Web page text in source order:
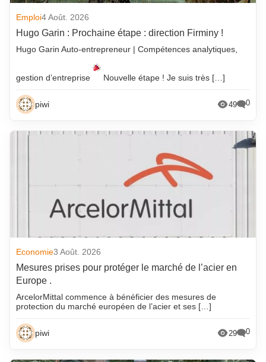
Emploi4 Août. 2026
Hugo Garin : Prochaine étape : direction Firminy !
Hugo Garin Auto-entrepreneur | Compétences analytiques,
gestion d’entreprise Nouvelle étape ! Je suis très […]
piwi 49 0
Economie3 Août. 2026
Mesures prises pour protéger le marché de l’acier en
Europe .
ArcelorMittal commence à bénéficier des mesures de
protection du marché européen de l’acier et ses […]
piwi 29 0